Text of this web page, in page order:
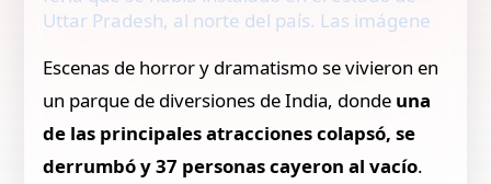
Uttar Pradesh, al norte del país. Las imágene
Escenas de horror y dramatismo se vivieron en
un parque de diversiones de India, donde una
de las principales atracciones colapsó, se
derrumbó y 37 personas cayeron al vacío.